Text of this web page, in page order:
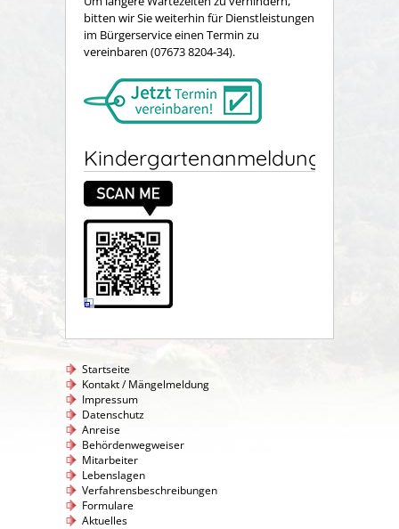
bitten wir Sie weiterhin für Dienstleistungen
im Bürgerservice einen Termin zu
vereinbaren (07673 8204-34).
Kindergartenanmeldung
Startseite
Kontakt / Mängelmeldung
Impressum
Datenschutz
Anreise
Behördenwegweiser
Mitarbeiter
Lebenslagen
Verfahrensbeschreibungen
Formulare
Aktuelles